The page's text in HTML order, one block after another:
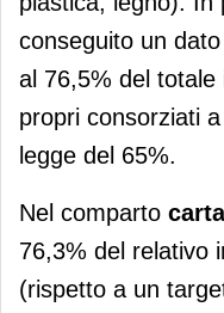
conseguito un
al 76,5% del
propri consorziati
legge del 65%.
Nel comparto carta
76,3% del relativo
(rispetto a un